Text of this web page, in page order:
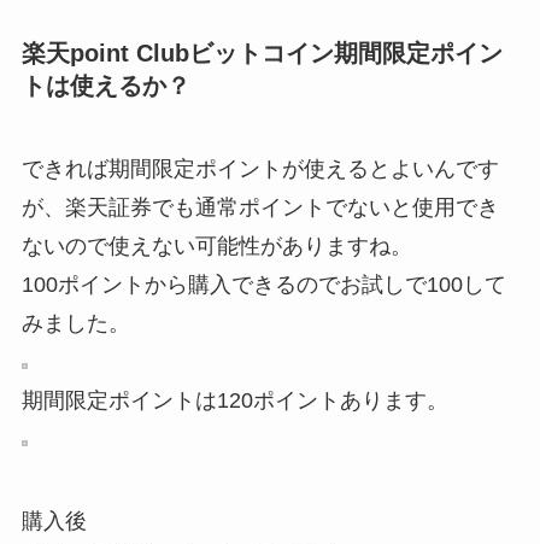
楽天point Clubビットコイン期間限定ポイン
トは使えるか？
できれば期間限定ポイントが使えるとよいんです
が、楽天証券でも通常ポイントでないと使用でき
ないので使えない可能性がありますね。
100ポイントから購入できるのでお試しで100して
みました。
期間限定ポイントは120ポイントあります。
購入後